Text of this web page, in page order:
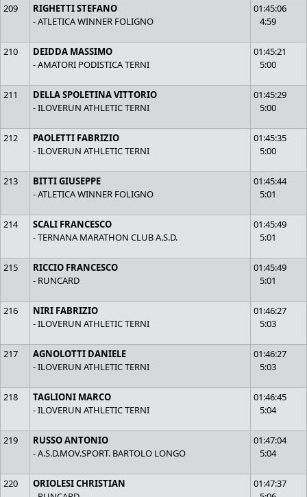
209
RIGHETTI STEFANO
- ATLETICA WINNER FOLIGNO
01:45:06
4:59
210
DEIDDA MASSIMO
- AMATORI PODISTICA TERNI
01:45:21
5:00
211
DELLA SPOLETINA VITTORIO
- ILOVERUN ATHLETIC TERNI
01:45:29
5:00
212
PAOLETTI FABRIZIO
- ILOVERUN ATHLETIC TERNI
01:45:35
5:00
213
BITTI GIUSEPPE
- ATLETICA WINNER FOLIGNO
01:45:44
5:01
214
SCALI FRANCESCO
- TERNANA MARATHON CLUB A.S.D.
01:45:49
5:01
215
RICCIO FRANCESCO
- RUNCARD
01:45:49
5:01
216
NIRI FABRIZIO
- ILOVERUN ATHLETIC TERNI
01:46:27
5:03
217
AGNOLOTTI DANIELE
- ILOVERUN ATHLETIC TERNI
01:46:27
5:03
218
TAGLIONI MARCO
- ILOVERUN ATHLETIC TERNI
01:46:45
5:04
219
RUSSO ANTONIO
- A.S.D.MOV.SPORT. BARTOLO LONGO
01:47:04
5:04
220
ORIOLESI CHRISTIAN
01:47:37